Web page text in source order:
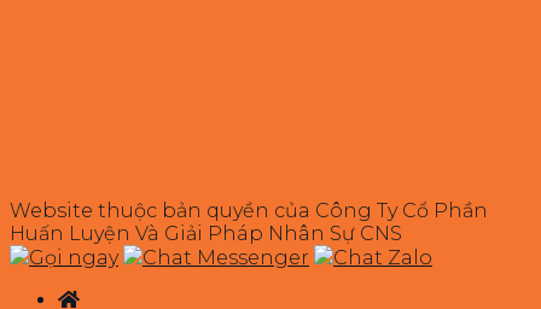
Website thuộc bản quyền của Công Ty Cổ Phần
Huấn Luyện Và Giải Pháp Nhân Sự CNS
Gọi ngay
Chat Messenger Chat Zalo